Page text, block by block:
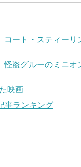
コート・スティー
怪盗グルーのミニオ
映画
事ランキング